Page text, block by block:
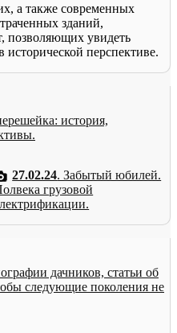
а также современных
зданий,
позволяющих увидеть
исторической перспективе.
история,
27.02.24. Забытый юбилей.
грузовой
дачников, статьи об
следующие поколения не